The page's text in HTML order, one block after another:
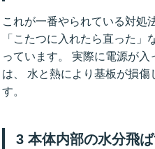
これが一番やられている対処
「こたつに入れたら直った
っています。 実際に電源が
は、 水と熱により基板が損
す。
3 本体内部の水分飛